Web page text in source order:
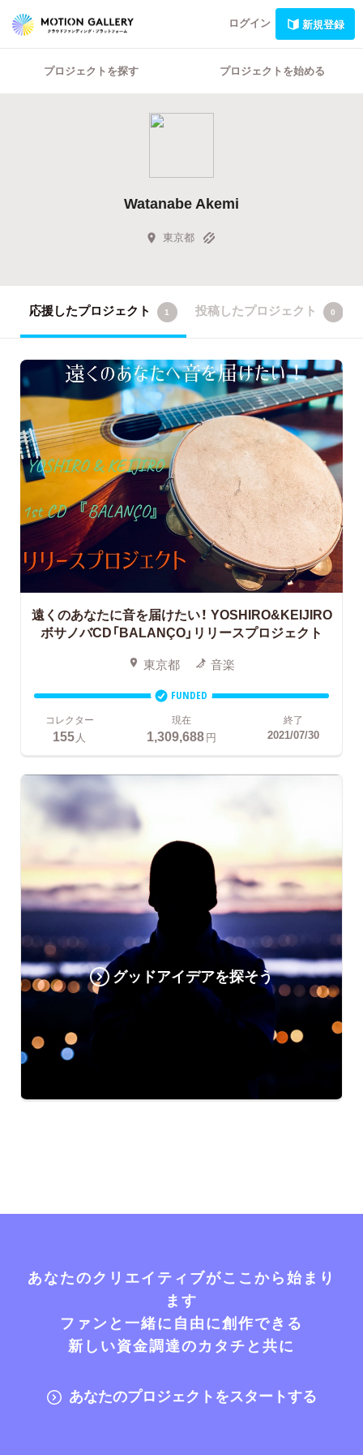
ログイン 新規登録
プロジェクトを探す プロジェクトを始める
Watanabe Akemi
東京都
応援したプロジェクト 1 投稿したプロジェクト 0
遠くのあなたに音を届けたい！ YOSHIRO&KEIJIRO
ボサノバCD「BALANÇO」リリースプロジェクト
東京都 音楽
FUNDED
コレクター
155 人
現在
1,309,688円
終了
2021/07/30
グッドアイデアを探そう
あなたのクリエイティブがここから始まり
ます
ファンと一緒に自由に創作できる
新しい資金調達のカタチと共に
あなたのプロジェクトをスタートする